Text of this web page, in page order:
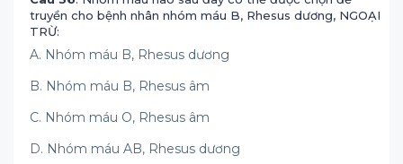
truyền cho bệnh nhân nhóm máu B, Rhesus dương, NGOẠI
TRỪ:
A. Nhóm máu B, Rhesus dương
B. Nhóm máu B, Rhesus âm
C. Nhóm máu O, Rhesus âm
D. Nhóm máu AB, Rhesus dương